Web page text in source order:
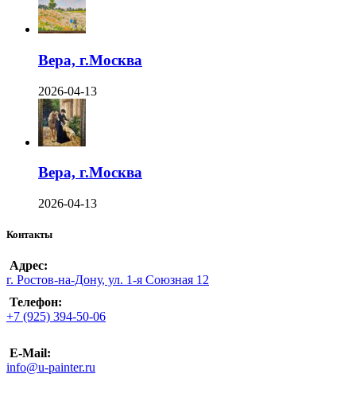
Вера, г.Москва
2026-04-13
Вера, г.Москва
2026-04-13
Контакты
Адрес:
г. Ростов-на-Дону, ул. 1-я Союзная 12
Телефон:
+7 (925) 394-50-06
E-Mail:
info@u-painter.ru